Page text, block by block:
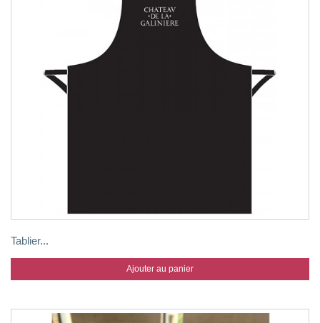
Tablier...
Ajouter au panier